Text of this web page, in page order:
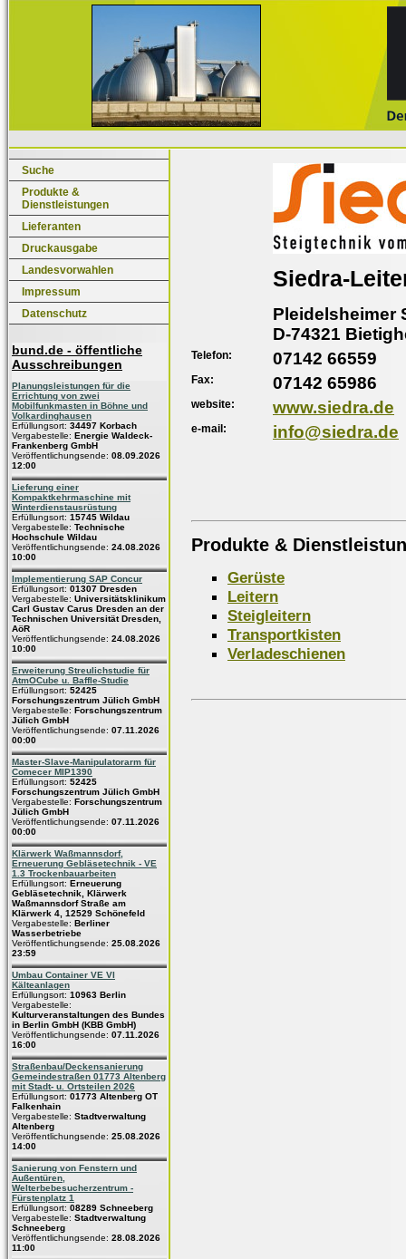
Suche
Produkte &
Dienstleistungen
Lieferanten
Druckausgabe
Landesvorwahlen
Impressum
Datenschutz
bund.de - öffentliche
Ausschreibungen
Planungsleistungen für die
Errichtung von zwei
Mobilfunkmasten in Böhne und
Volkardinghausen
Erfüllungsort: 34497 Korbach
Vergabestelle: Energie Waldeck-
Frankenberg GmbH
Veröffentlichungsende: 08.09.2026
12:00
Lieferung einer
Kompaktkehrmaschine mit
Winterdienstausrüstung
Erfüllungsort: 15745 Wildau
Vergabestelle: Technische
Hochschule Wildau
Veröffentlichungsende: 24.08.2026
10:00
Implementierung SAP Concur
Erfüllungsort: 01307 Dresden
Vergabestelle: Universitätsklinikum
Carl Gustav Carus Dresden an der
Technischen Universität Dresden,
AöR
Veröffentlichungsende: 24.08.2026
10:00
Erweiterung Streulichstudie für
AtmOCube u. Baffle-Studie
Erfüllungsort: 52425
Forschungszentrum Jülich GmbH
Vergabestelle: Forschungszentrum
Jülich GmbH
Veröffentlichungsende: 07.11.2026
00:00
Master-Slave-Manipulatorarm für
Comecer MIP1390
Erfüllungsort: 52425
Forschungszentrum Jülich GmbH
Vergabestelle: Forschungszentrum
Jülich GmbH
Veröffentlichungsende: 07.11.2026
00:00
Klärwerk Waßmannsdorf,
Erneuerung Gebläsetechnik - VE
1.3 Trockenbauarbeiten
Erfüllungsort: Erneuerung
Gebläsetechnik, Klärwerk
Waßmannsdorf Straße am
Klärwerk 4, 12529 Schönefeld
Vergabestelle: Berliner
Wasserbetriebe
Veröffentlichungsende: 25.08.2026
23:59
Umbau Container VE VI
Kälteanlagen
Erfüllungsort: 10963 Berlin
Vergabestelle:
Kulturveranstaltungen des Bundes
in Berlin GmbH (KBB GmbH)
Veröffentlichungsende: 07.11.2026
16:00
Straßenbau/Deckensanierung
Gemeindestraßen 01773 Altenberg
mit Stadt- u. Ortsteilen 2026
Erfüllungsort: 01773 Altenberg OT
Falkenhain
Vergabestelle: Stadtverwaltung
Altenberg
Veröffentlichungsende: 25.08.2026
14:00
Sanierung von Fenstern und
Außentüren,
Welterbebesucherzentrum -
Fürstenplatz 1
Erfüllungsort: 08289 Schneeberg
Vergabestelle: Stadtverwaltung
Schneeberg
Veröffentlichungsende: 28.08.2026
11:00
Siedra-
Pleidelsheimer
D-74321
Telefon: 07142 66559
Fax: 07142 65986
website: www.siedra.de
e-mail: info@siedra.de
Produkte &
Gerüste
Leitern
Steigleitern
Transportkisten
Verladeschienen